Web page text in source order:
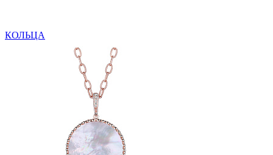
КОЛЬЦА